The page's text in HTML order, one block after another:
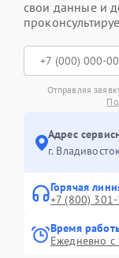
свои данные и
Отправляя
Адрес
г.
Горячая
+7 (800)
Время
Ежедневно